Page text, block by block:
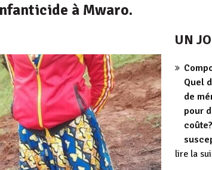
à Mwaro.
UN
Quel
de
pour
lire la